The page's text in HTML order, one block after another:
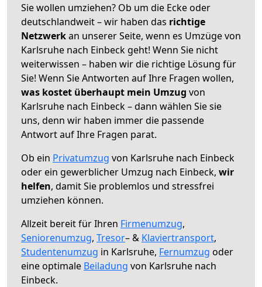
Sie wollen umziehen? Ob um die Ecke oder
deutschlandweit – wir haben das richtige
Netzwerkan unserer Seite, wenn es Umzüge von
Karlsruhe nach Einbeck geht! Wenn Sie nicht
weiterwissen – haben wir die richtige Lösung für
Sie! Wenn Sie Antworten auf Ihre Fragen wollen,
was kostet überhaupt mein Umzug von
Karlsruhe nach Einbeck – dann wählen Sie sie
uns, denn wir haben immer die passende
Antwort auf Ihre Fragen parat.
Ob ein Privatumzug von Karlsruhe nach Einbeck
oder ein gewerblicher Umzug nach Einbeck, wir
helfen, damit Sie problemlos und stressfrei
umziehen können.
Allzeit bereit für Ihren Firmenumzug,
Seniorenumzug, Tresor– & Klaviertransport,
Studentenumzug in Karlsruhe, Fernumzug oder
eine optimale Beiladung von Karlsruhe nach
Einbeck.